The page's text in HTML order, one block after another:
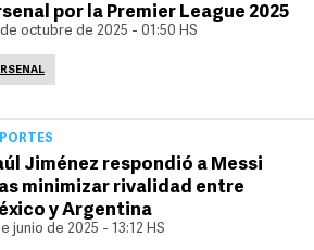
por la Premier League 2025
octubre de 2025 - 01:50 HS
Jiménez respondió a Messi
minimizar rivalidad entre
y Argentina
junio de 2025 - 13:12 HS